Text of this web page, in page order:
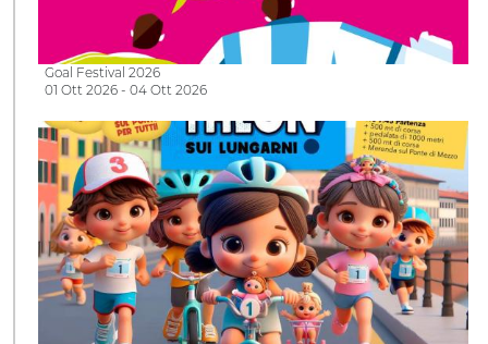
Goal Festival 2026
01 Ott 2026 - 04 Ott 2026